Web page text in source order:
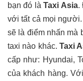
bạn đó làTaxi Asia.
với tất cả mọi
sẽ là điểm nhấn mà
taxi nào khác. Taxi
cấp như: Hyundai,
của khách hàng.